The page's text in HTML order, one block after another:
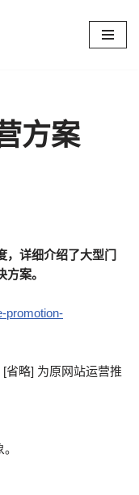
方案
，详细介绍了大型门
案。
promotion-
[省略] 为原网站运营推